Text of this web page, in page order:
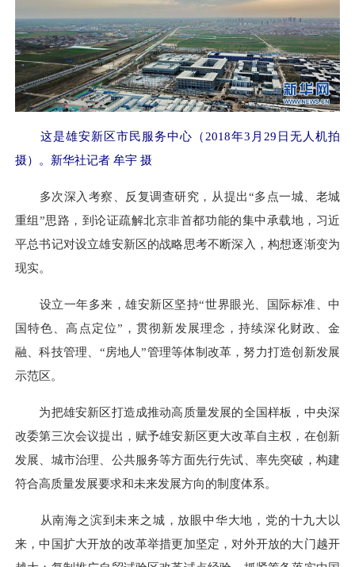
这是雄安新区市民服务中心（2018年3月29日无人机拍
摄）。新华社记者 牟宇 摄
多次深入考察、反复调查研究，从提出“多点一城、老城
重组”思路，到论证疏解北京非首都功能的集中承载地，习近
平总书记对设立雄安新区的战略思考不断深入，构想逐渐变为
现实。
设立一年多来，雄安新区坚持“世界眼光、国际标准、中
国特色、高点定位”，贯彻新发展理念，持续深化财政、金
融、科技管理、“房地人”管理等体制改革，努力打造创新发展
示范区。
为把雄安新区打造成推动高质量发展的全国样板，中央深
改委第三次会议提出，赋予雄安新区更大改革自主权，在创新
发展、城市治理、公共服务等方面先行先试、率先突破，构建
符合高质量发展要求和未来发展方向的制度体系。
从南海之滨到未来之城，放眼中华大地，党的十九大以
来，中国扩大开放的改革举措更加坚定，对外开放的大门越开